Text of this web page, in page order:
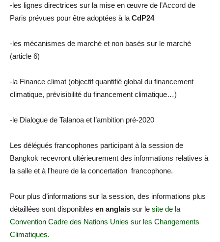
-les lignes directrices sur la mise en œuvre de l’Accord de
Paris prévues pour être adoptées à la CdP24
-les mécanismes de marché et non basés sur le marché
(article 6)
-la Finance climat (objectif quantifié global du financement
climatique, prévisibilité du financement climatique…)
-le Dialogue de Talanoa et l’ambition pré-2020
Les délégués francophones participant à la session de
Bangkok recevront ultérieurement des informations relatives à
la salle et à l’heure de la concertation francophone.
Pour plus d’informations sur la session, des informations plus
détaillées sont disponibles en anglais sur le site de la
Convention Cadre des Nations Unies sur les Changements
Climatiques.